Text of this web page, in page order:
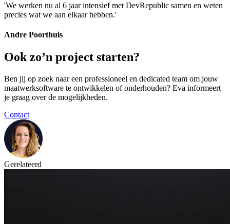
'We werken nu al 6 jaar intensief met DevRepublic samen en weten
precies wat we aan elkaar hebben.'
Andre Poorthuis
Ook zo’n project starten?
Ben jij op zoek naar een professioneel en dedicated team om jouw
maatwerksoftware te ontwikkelen of onderhouden? Eva informeert
je graag over de mogelijkheden.
Contact
Gerelateerd